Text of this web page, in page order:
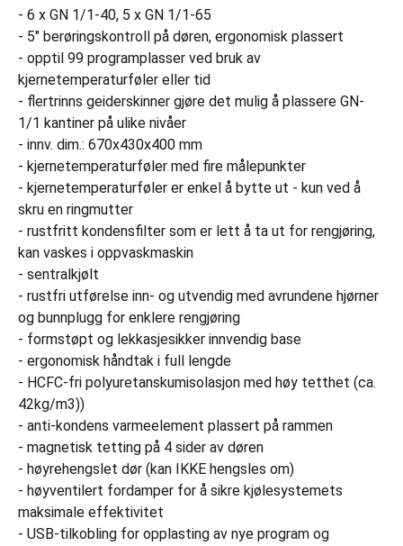
- 6 x GN 1/1-40, 5 x GN 1/1-65
- 5" berøringskontroll på døren, ergonomisk plassert
- opptil 99 programplasser ved bruk av
kjernetemperaturføler eller tid
- flertrinns geiderskinner gjøre det mulig å plassere GN-
1/1 kantiner på ulike nivåer
- innv. dim.: 670x430x400 mm
- kjernetemperaturføler med fire målepunkter
- kjernetemperaturføler er enkel å bytte ut - kun ved å
skru en ringmutter
- rustfritt kondensfilter som er lett å ta ut for rengjøring,
kan vaskes i oppvaskmaskin
- sentralkjølt
- rustfri utførelse inn- og utvendig med avrundene hjørner
og bunnplugg for enklere rengjøring
- formstøpt og lekkasjesikker innvendig base
- ergonomisk håndtak i full lengde
- HCFC-fri polyuretanskumisolasjon med høy tetthet (ca.
42kg/m3))
- anti-kondens varmeelement plassert på rammen
- magnetisk tetting på 4 sider av døren
- høyrehengslet dør (kan IKKE hengsles om)
- høyventilert fordamper for å sikre kjølesystemets
maksimale effektivitet
- USB-tilkobling for opplasting av nye program og